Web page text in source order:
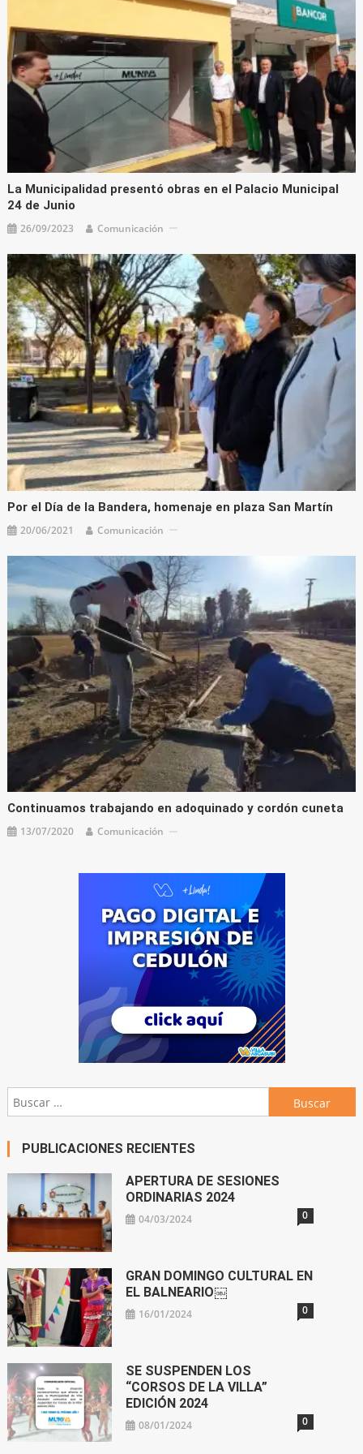
La Municipalidad presentó obras en el Palacio Municipal
24 de Junio
26/09/2023 Comunicación
Por el Día de la Bandera, homenaje en plaza San Martín
20/06/2021 Comunicación
Continuamos trabajando en adoquinado y cordón cuneta
13/07/2020 Comunicación
Buscar:
PUBLICACIONES RECIENTES
APERTURA DE SESIONES
ORDINARIAS 2024
04/03/2024 0
GRAN DOMINGO CULTURAL EN
EL BALNEARIO￼
16/01/2024 0
SE SUSPENDEN LOS
“CORSOS DE LA VILLA”
EDICIÓN 2024
08/01/2024 0